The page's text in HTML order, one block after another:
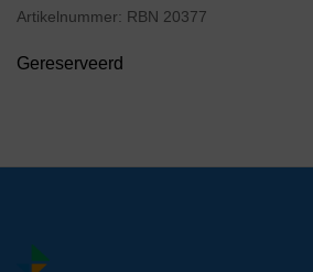
Artikelnummer: RBN 20377
Gereserveerd